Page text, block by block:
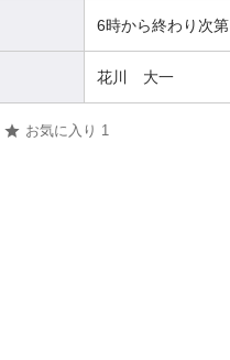
6時から終わり次第
花川 大一
お気に入り 1